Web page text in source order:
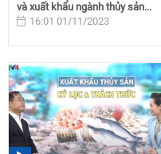
và xuất khẩu ngành thủy sản...
16:01 01/11/2023